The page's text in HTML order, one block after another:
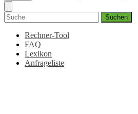
Suchen
nach:
Rechner-Tool
FAQ
Lexikon
Anfrageliste